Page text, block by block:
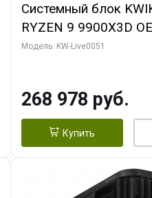
Системный блок
RYZEN 9 9900X3D
ОЗУ/ Gigabyte RX9070
Модель: KW-Live0051
268 978 руб.
Купить